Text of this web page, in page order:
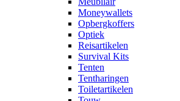
Moneywallets
Opbergkoffers
Optiek
Reisartikelen
Survival Kits
Tenten
Tentharingen
Toiletartikelen